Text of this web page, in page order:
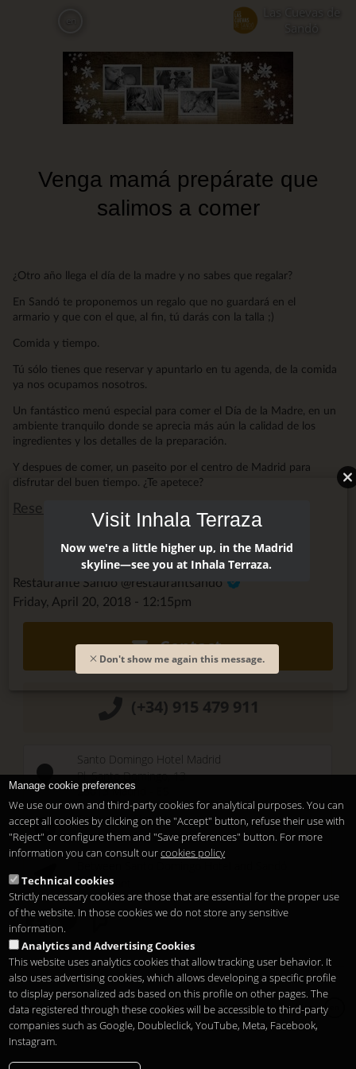
Las Cuevas de
Venga mamá prepárate que
salimos a comer
¿Otro año llega el día de la madre y no sabes que regalar?
En Sandó te proponemos un regalo que no guardará en el
armario y que con el que, al fin, tú darás con la talla ;)
Comida y tiempo.
Tú sólo tienes que reservar y apuntarlo en tu agenda, de la comida
ya nos ocupamos nosotros.
Un fantástico menú especial para comer el Día de la Madre, en un
ambiente tranquilo donde se aprecia más aún la calidad de los
ingredientes y los detalles de la preparación.
Y despues de comer, un paseito por el centro de Madrid para
disfrutar del buen tiempo. ¿Te apetece?
Reserva ya aquí
Restaurante Sandó @restaurantsando
Friday, April 20, 2018 - 12:15pm
Contact
(+34) 915 479 911
Santo Domingo Hotel Madrid
Pl. Santo Domingo, 13
28013 Madrid
Temporary Closed
See you atSunset Lookers
Restaurant
Copyright 2026 Legal notice Privacy Cookies
Manage cookie preferences
We use our own and third-party cookies for analytical purposes. You can
accept all cookies by clicking on the "Accept" button, refuse their use with
"Reject" or configure them and "Save preferences" button. For more
information you can consult ourcookies policy
Technical cookies
Strictly necessary cookies are those that are essential for the proper use
of the website. In those cookies we do not store any sensitive
information.
Analytics and Advertising Cookies
This website uses analytics cookies that allow tracking user behavior. It
also uses advertising cookies, which allows developing a specific profile
to display personalized ads based on this profile on other pages. The
data registered through these cookies will be accessible to third-party
companies such as Google, Doubleclick, YouTube, Meta, Facebook,
Instagram.
Visit Inhala Terraza
Now we're a little higher up, in the Madrid
skyline—see you at Inhala Terraza.
Don't show me again this message.